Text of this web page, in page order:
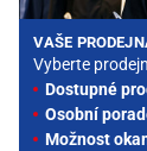
VAŠE
Vyberte
Dostupné
Osobní
Možnost